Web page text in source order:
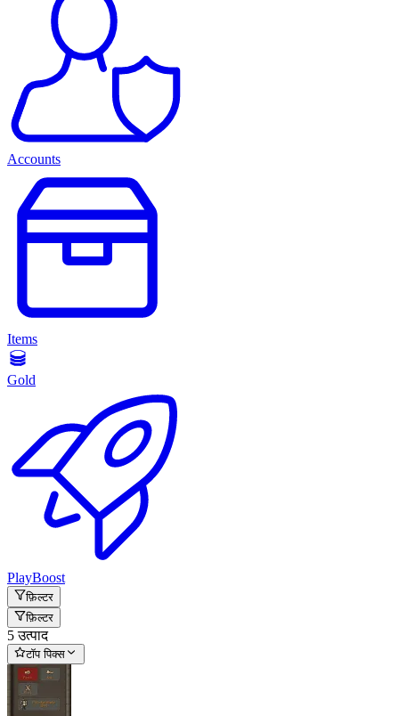
Accounts
Items
Gold
PlayBoost
फ़िल्टर
फ़िल्टर
5 उत्पाद
टॉप पिक्स